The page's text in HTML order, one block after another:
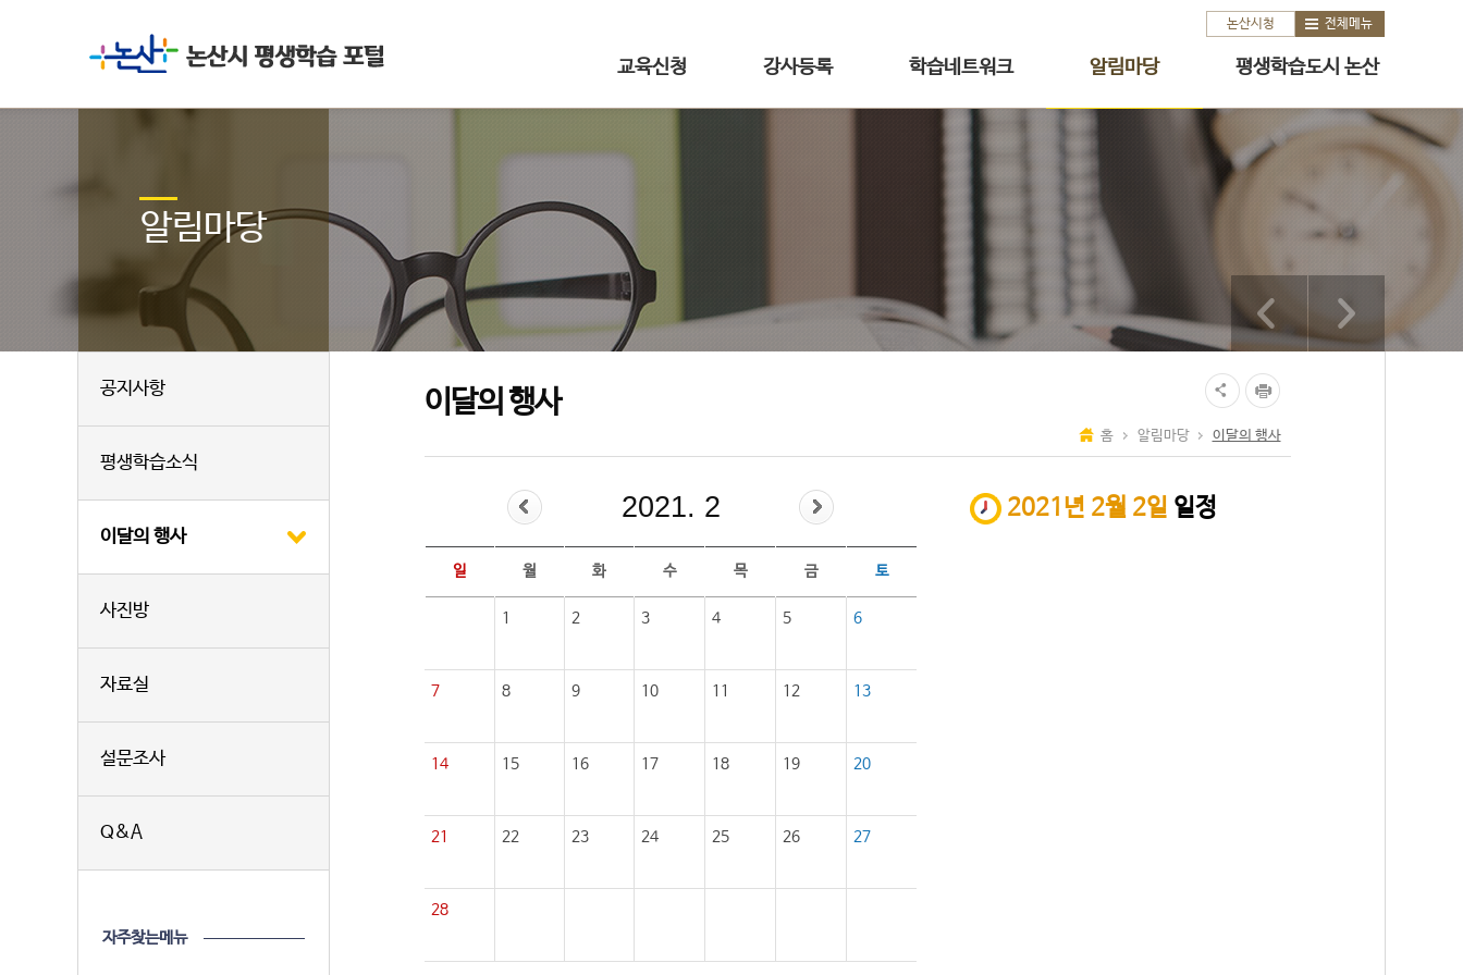
논산시청 전체메뉴
교육신청 강사등록 학습네트워크 알림마당 평생학습도시 논산
알림마당
공지사항
평생학습소식
이달의 행사
사진방
자료실
설문조사
Q&A
자주찾는메뉴
이달의 행사
홈 알림마당 이달의 행사
2021. 2
일 월 화 수 목 금 토
1 2 3 4 5 6
7 8 9 10 11 12 13
14 15 16 17 18 19 20
21 22 23 24 25 26 27
28
2021년 2월 2일 일정